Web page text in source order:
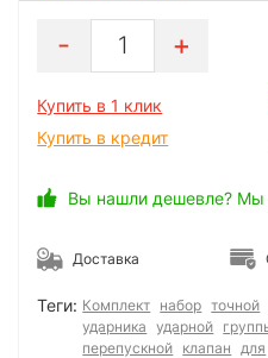
1
Купить в 1 клик
Купить в кредит
Вы нашли дешевле? Мы
Доставка
Теги: Комплект набор точной
ударника
ударной
перепускной клапан для